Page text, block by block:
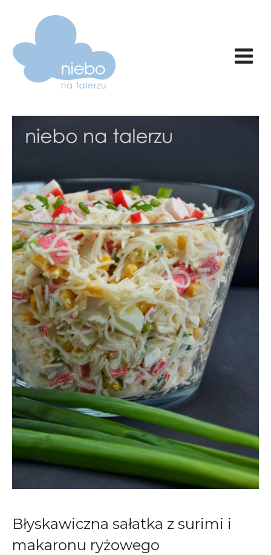
Błyskawiczna sałatka z surimi i
makaronu ryżowego